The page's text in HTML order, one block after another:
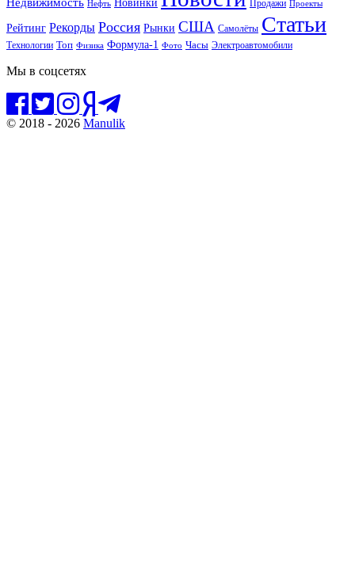
Нефть Продажи Проекты
Рейтинг Рекорды Россия Рынки США Самолёты Статьи
Технологии Топ Физика Формула-1 Фото Часы Электроавтомобили
Мы в соцсетях
© 2018 - 2026 Manulik